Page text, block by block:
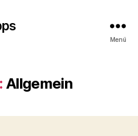
Menü
Allgemein